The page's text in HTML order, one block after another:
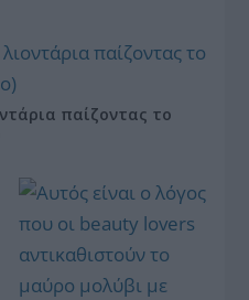
παίζοντας το